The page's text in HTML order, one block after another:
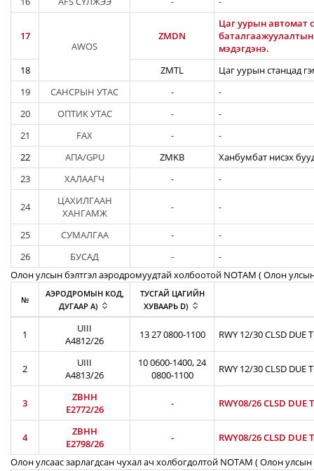
17
AWOS
ZMDN
Цаг уурын автомат
мэдэгдэнэ.
18
ZMTL
Цаг уурын станцад
19
САНСРЫН УТАС -
-
20
ОПТИК УТАС -
-
21
FAX -
-
22
АПА/GPU ZMKB
Ханбумбат нисэх
23
ХАЛААГЧ - -
24
ЦАХИЛГААН
ХАНГАМЖ
- -
25 СУМАЛГАА -
-
26
БУСАД -
-
Олон улсын бэлтгэл аэродромуудтай холбоотой NOTAM ( Oлон
№
АЭРОДРОМЫН КОД,
ДУГААР A)
ТУСГАЙ ЦАГИЙН
ХУВААРЬ D)
1
UIII
A4812/26
13 27 0800-1100 RWY 12/30 CLSD DUE
2
UIII
A4813/26
10 0600-1400, 24
0800-1100
RWY 12/30 CLSD DUE
3
ZBHH
E2772/26
- RWY08/26 CLSD DUE
4
ZBHH
E2798/26
-
RWY08/26 CLSD DUE
Олон улсаас зарлагдсан чухал ач холбогдолтой NOTAM ( Олон улсын